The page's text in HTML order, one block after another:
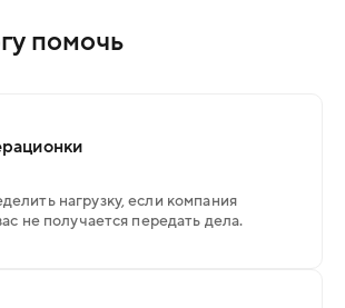
помочь
нагрузку, если компания
не получается передать дела.